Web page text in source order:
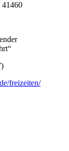
freizeiten/